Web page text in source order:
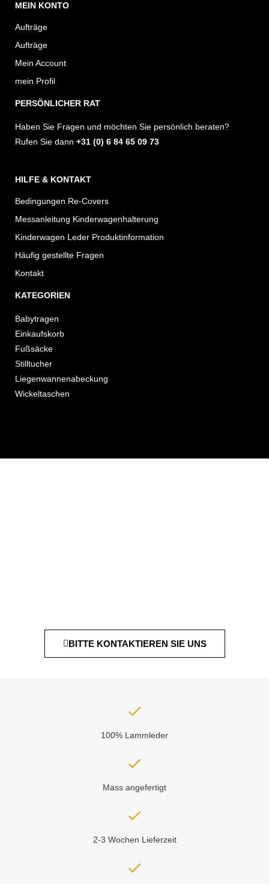
s
t
a
g
r
a
m
c
o
o
k
MEIN KONTO
Aufträge
Aufträge
Mein Account
mein Profil
PERSÖNLICHER RAT
Haben Sie Fragen und möchten Sie persönlich beraten?
Rufen Sie dann +31 (0) 6 84 65 09 73
HILFE & KONTAKT
Bedingungen Re-Covers
Messanleitung Kinderwagenhalterung
Kinderwagen Leder Produktinformation
Häufig gestellte Fragen
Kontakt
KATEGORIEN
Babytragen
Einkaufskorb
Fußsäcke
Stilltucher
Liegenwannenabeckung
Wickeltaschen
BITTE KONTAKTIEREN SIE UNS
100% Lammleder
Mass angefertigt
2-3 Wochen Lieferzeit